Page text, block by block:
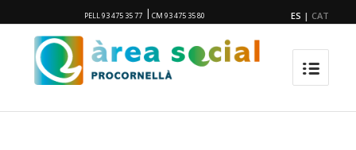
PELL 93 475 35 77 | CM 93 475 35 80 ES | CAT